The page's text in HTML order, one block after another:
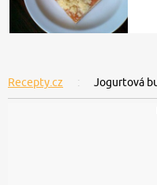
Recepty.cz Jogurtová